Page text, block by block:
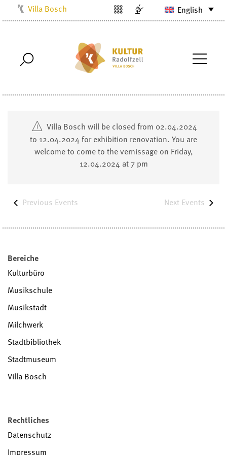
Musikschule
Stadtmuseum
Villa Bosch
Radolfzell1200
English
Villa Bosch will be closed from 02.04.2024
to 12.04.2024 for exhibition renovation. You are
welcome to come to the vernissage on Friday,
12.04.2024 at 7 pm
Previous Events Next Events
Bereiche
Kulturbüro
Musikschule
Musikstadt
Milchwerk
Stadtbibliothek
Stadtmuseum
Villa Bosch
Rechtliches
Datenschutz
Impressum